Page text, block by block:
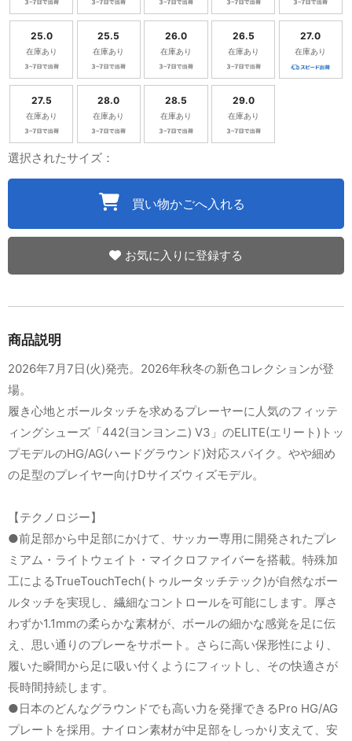
25.0
在庫あり
25.5
在庫あり
26.0
在庫あり
26.5
在庫あり
27.0
在庫あり
27.5
在庫あり
28.0
在庫あり
28.5
在庫あり
29.0
在庫あり
選択されたサイズ：
買い物かごへ入れる
お気に入りに登録する
商品説明
2026年7月7日(火)発売。2026年秋冬の新色コレクションが登
場。
履き心地とボールタッチを求めるプレーヤーに人気のフィッテ
ィングシューズ「442(ヨンヨンニ) V3」のELITE(エリート)トッ
プモデルのHG/AG(ハードグラウンド)対応スパイク。やや細め
の足型のプレイヤー向けDサイズウィズモデル。
【テクノロジー】
●前足部から中足部にかけて、サッカー専用に開発されたプレ
ミアム・ライトウェイト・マイクロファイバーを搭載。特殊加
工によるTrueTouchTech(トゥルータッチテック)が自然なボー
ルタッチを実現し、繊細なコントロールを可能にします。厚さ
わずか1.1mmの柔らかな素材が、ボールの細かな感覚を足に伝
え、思い通りのプレーをサポート。さらに高い保形性により、
履いた瞬間から足に吸い付くようにフィットし、その快適さが
長時間持続します。
●日本のどんなグラウンドでも高い力を発揮できるPro HG/AG
プレートを採用。ナイロン素材が中足部をしっかり支えて、安